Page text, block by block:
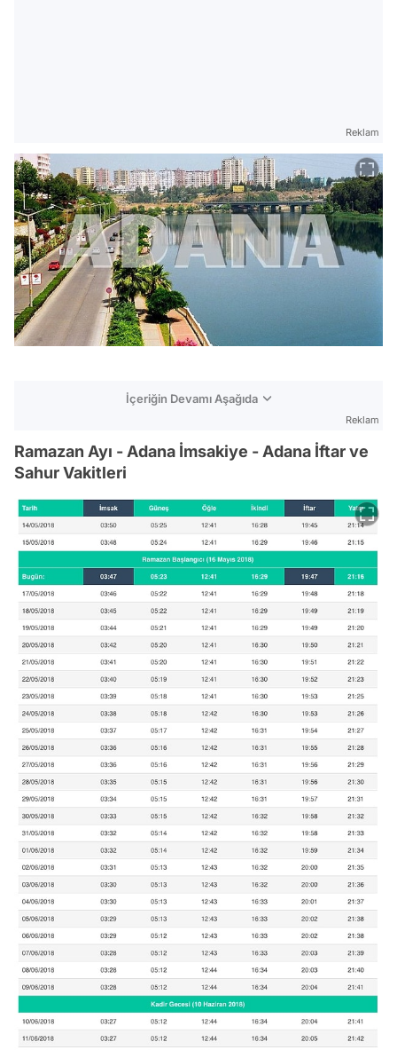
Reklam
İçeriğin Devamı Aşağıda
Reklam
Ramazan Ayı - Adana İmsakiye - Adana İftar ve
Sahur Vakitleri